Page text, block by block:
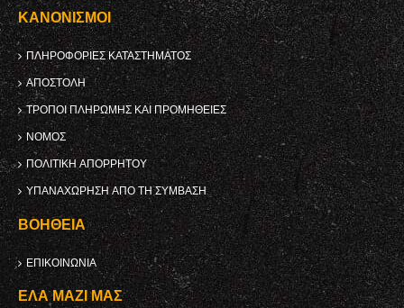
ΚΑΝΟΝΙΣΜΟΊ
ΠΛΗΡΟΦΟΡΊΕΣ ΚΑΤΑΣΤΉΜΑΤΟΣ
ΑΠΟΣΤΟΛΉ
ΤΡΌΠΟΙ ΠΛΗΡΩΜΉΣ ΚΑΙ ΠΡΟΜΉΘΕΙΕΣ
ΝΌΜΟΣ
ΠΟΛΙΤΙΚΉ ΑΠΟΡΡΉΤΟΥ
ΥΠΑΝΑΧΏΡΗΣΗ ΑΠΌ ΤΗ ΣΎΜΒΑΣΗ
ΒΟΉΘΕΙΑ
ΕΠΙΚΟΙΝΩΝΊΑ
ΈΛΑ ΜΑΖΊ ΜΑΣ